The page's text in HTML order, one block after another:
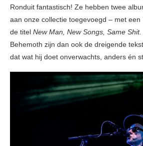
Ronduit fantastisch! Ze hebben twee
aan onze collectie toegevoegd – met een
de titel New Man, New Songs, Same Shit.
Behemoth zijn dan ook de dreigende
dat wat hij doet onverwachts, anders én